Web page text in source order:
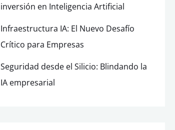
inversión en Inteligencia Artificial
Infraestructura IA: El Nuevo Desafío
Crítico para Empresas
Seguridad desde el Silicio: Blindando la
IA empresarial